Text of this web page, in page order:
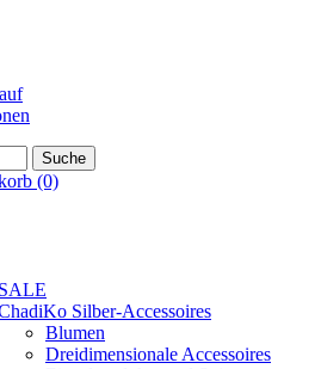
(0)
SALE
Silber-Accessoires
Blumen
Dreidimensionale Accessoires